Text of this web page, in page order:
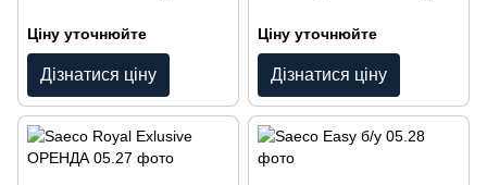
Ціну уточнюйте
Дізнатися ціну
Ціну уточнюйте
Дізнатися ціну